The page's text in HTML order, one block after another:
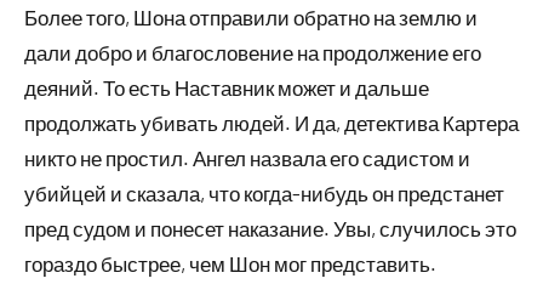
Более того, Шона отправили обратно на землю и
дали добро и благословение на продолжение его
деяний. То есть Наставник может и дальше
продолжать убивать людей. И да, детектива Картера
никто не простил. Ангел назвала его садистом и
убийцей и сказала, что когда-нибудь он предстанет
пред судом и понесет наказание. Увы, случилось это
гораздо быстрее, чем Шон мог представить.